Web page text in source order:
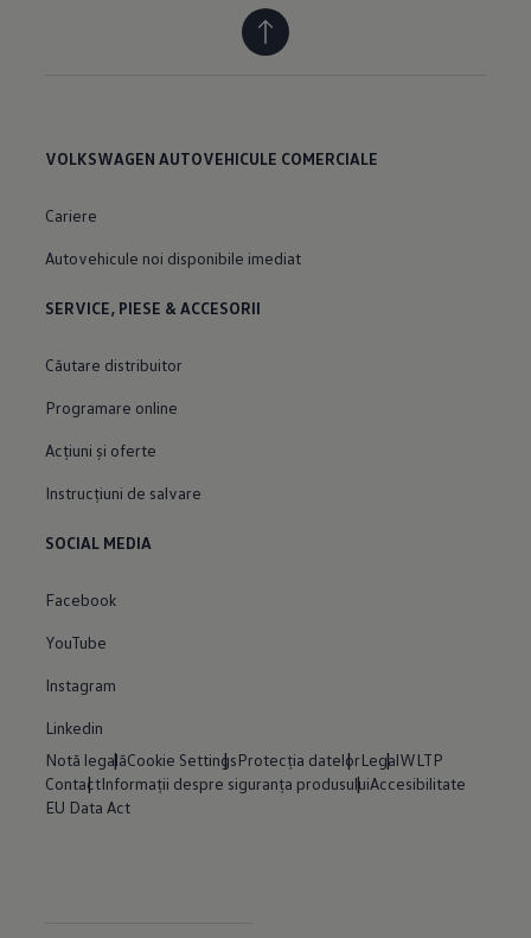
VOLKSWAGEN AUTOVEHICULE COMERCIALE
Cariere
Autovehicule noi disponibile imediat
SERVICE, PIESE & ACCESORII
Căutare distribuitor
Programare online
Acțiuni și oferte
Instrucțiuni de salvare
SOCIAL MEDIA
Facebook
YouTube
Instagram
Linkedin
Notă legalăCookie SettingsProtecția datelorLegalWLTP
ContactInformații despre siguranța produsuluiAccesibilitate
EU Data Act